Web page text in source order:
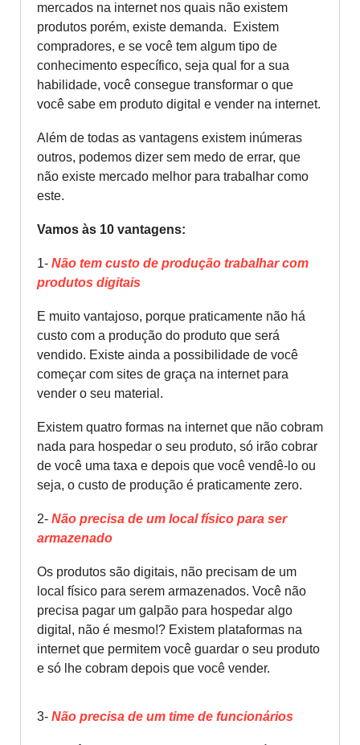
mercados na internet nos quais não existem
produtos porém, existe demanda. Existem
compradores, e se você tem algum tipo de
conhecimento específico, seja qual for a sua
habilidade, você consegue transformar o que
você sabe em produto digital e vender na internet.
Além de todas as vantagens existem inúmeras
outros, podemos dizer sem medo de errar, que
não existe mercado melhor para trabalhar como
este.
Vamos às 10 vantagens:
1- Não tem custo de produção trabalhar com
produtos digitais
E muito vantajoso, porque praticamente não há
custo com a produção do produto que será
vendido. Existe ainda a possibilidade de você
começar com sites de graça na internet para
vender o seu material.
Existem quatro formas na internet que não cobram
nada para hospedar o seu produto, só irão cobrar
de você uma taxa e depois que você vendê-lo ou
seja, o custo de produção é praticamente zero.
2- Não precisa de um local físico para ser
armazenado
Os produtos são digitais, não precisam de um
local físico para serem armazenados. Você não
precisa pagar um galpão para hospedar algo
digital, não é mesmo!? Existem plataformas na
internet que permitem você guardar o seu produto
e só lhe cobram depois que você vender.
3- Não precisa de um time de funcionários